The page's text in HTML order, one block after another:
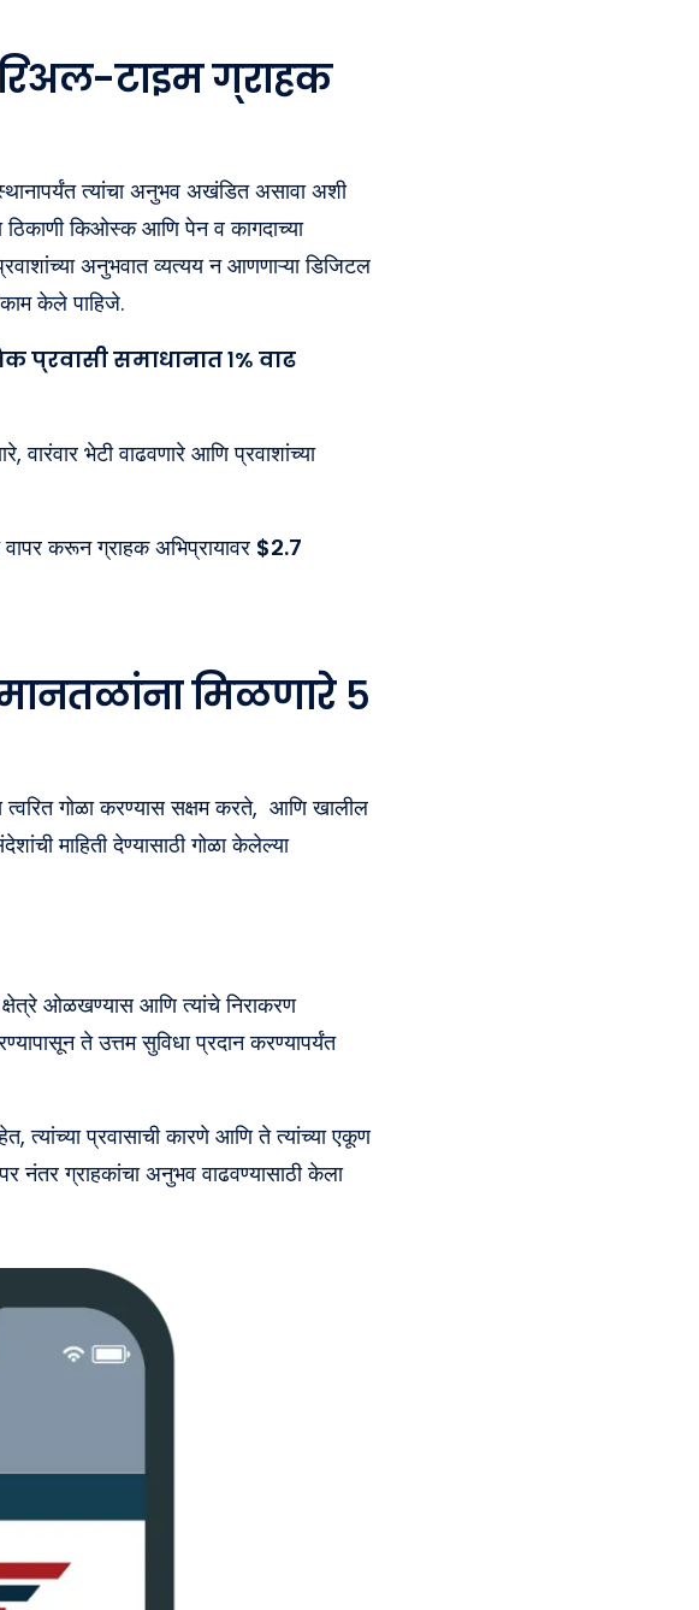
टाइम ग्राहक
त्यांचा अनुभव अखंडित असावा अशी
ठिकाणी किओस्क आणि पेन व कागदाच्या
अनुभवात व्यत्यय न आणणाऱ्या डिजिटल
केले पाहिजे.
प्रवासी समाधानात १% वाढ
वारंवार भेटी वाढवणारे आणि प्रवाशांच्या
करून ग्राहक अभिप्रायावर $२.७
मिळणारे ५
त्वरित गोळा करण्यास सक्षम करते, आणि खालील
माहिती देण्यासाठी गोळा केलेल्या
क्षेत्रे ओळखण्यास आणि त्यांचे निराकरण
ते उत्तम सुविधा प्रदान करण्यापर्यंत
त्यांच्या प्रवासाची कारणे आणि ते त्यांच्या एकूण
नंतर ग्राहकांचा अनुभव वाढवण्यासाठी केला